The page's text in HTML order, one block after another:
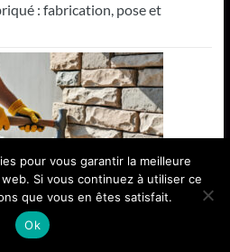
: fabrication, pose et
pour vous garantir la meilleure
Si vous continuez à utiliser ce
que vous en êtes satisfait.
Ok